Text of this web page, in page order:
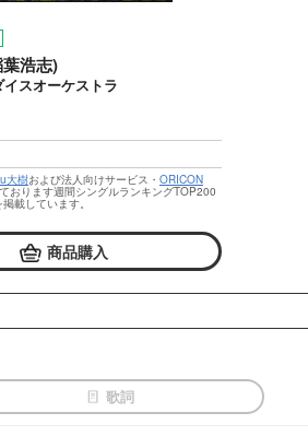
浩志)
スオーケストラ
大樹および法人向けサービス・ ORICON
おります週間シングルランキングTOP200
載しています。
商品購入
歌詞